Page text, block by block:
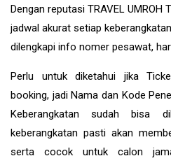
Dengan reputasi TRAVEL UMROH
jadwal akurat setiap
dilengkapi info nomer pesawat,
Perlu untuk diketahui jika
booking, jadi Nama dan Kode
Keberangkatan sudah bisa
keberangkatan pasti akan
serta cocok untuk calon